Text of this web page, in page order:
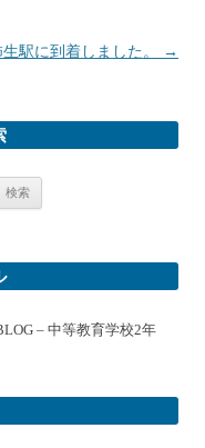
生駅に到着しました。 →
– 中等教育学校2年